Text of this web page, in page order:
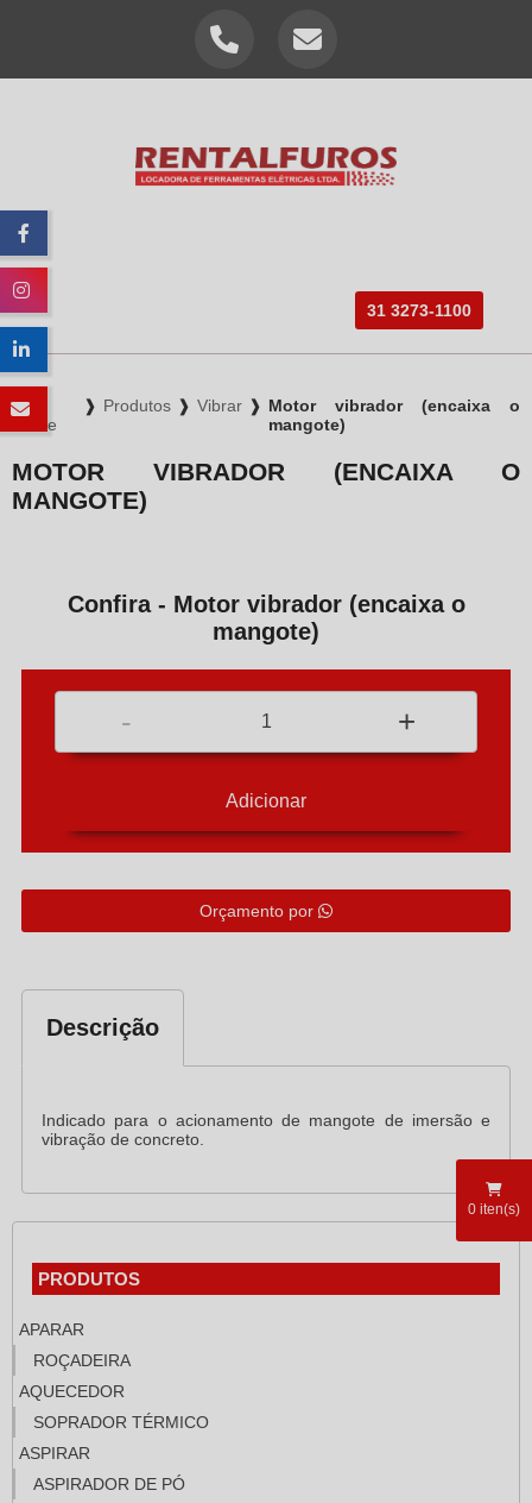
31 3273-1100
0 iten(s)
Home
❱ Produtos ❱ Vibrar ❱ Motor vibrador (encaixa o
mangote)
MOTOR VIBRADOR (ENCAIXA O
MANGOTE)
Confira - Motor vibrador (encaixa o
mangote)
- +
Orçamento por
Descrição
Indicado para o acionamento de mangote de imersão e
vibração de concreto.
PRODUTOS
APARAR
ROÇADEIRA
AQUECEDOR
SOPRADOR TÉRMICO
ASPIRAR
ASPIRADOR DE PÓ